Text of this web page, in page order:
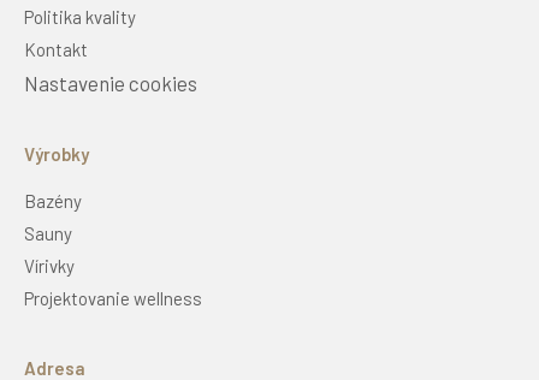
Politika kvality
Kontakt
Nastavenie cookies
Výrobky
Bazény
Sauny
Vírivky
Projektovanie wellness
Adresa